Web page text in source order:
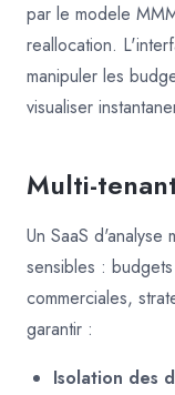
par le modele
reallocation.
manipuler les
visualiser
Multi-
Un SaaS d'analyse
sensibles :
commerciales,
garantir :
Isolation des